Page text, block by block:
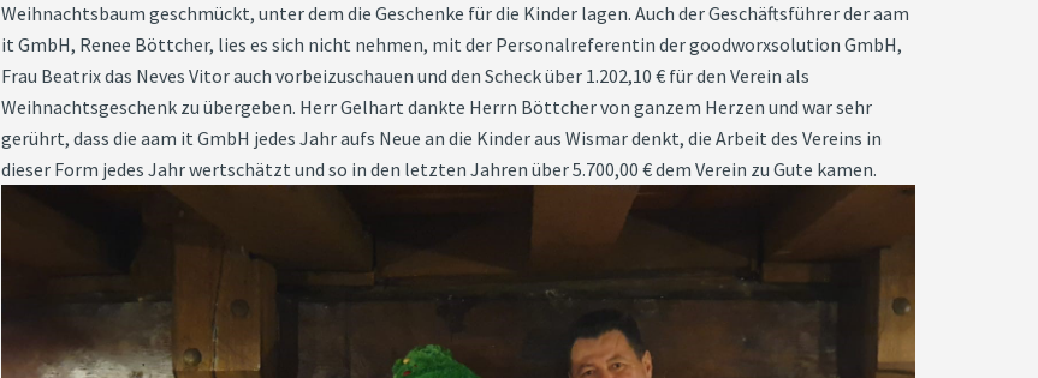
Weihnachtsbaum geschmückt, unter dem die Geschenke für die Kinder lagen. Auch der Geschäftsführer der aam
it GmbH, Renee Böttcher, lies es sich nicht nehmen, mit der Personalreferentin der goodworxsolution GmbH,
Frau Beatrix das Neves Vitor auch vorbeizuschauen und den Scheck über 1.202,10 € für den Verein als
Weihnachtsgeschenk zu übergeben. Herr Gelhart dankte Herrn Böttcher von ganzem Herzen und war sehr
gerührt, dass die aam it GmbH jedes Jahr aufs Neue an die Kinder aus Wismar denkt, die Arbeit des Vereins in
dieser Form jedes Jahr wertschätzt und so in den letzten Jahren über 5.700,00 € dem Verein zu Gute kamen.